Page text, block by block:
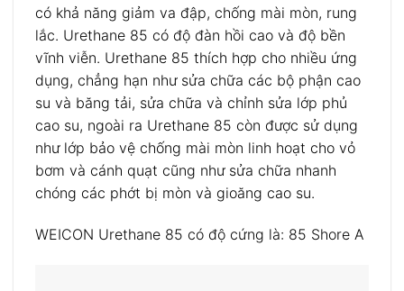
có khả năng giảm va đập, chống mài mòn, rung
lắc. Urethane 85 có độ đàn hồi cao và độ bền
vĩnh viễn. Urethane 85 thích hợp cho nhiều ứng
dụng, chẳng hạn như sửa chữa các bộ phận cao
su và băng tải, sửa chữa và chỉnh sửa lớp phủ
cao su, ngoài ra Urethane 85 còn được sử dụng
như lớp bảo vệ chống mài mòn linh hoạt cho vỏ
bơm và cánh quạt cũng như sửa chữa nhanh
chóng các phớt bị mòn và gioăng cao su.
WEICON Urethane 85 có độ cứng là: 85 Shore A